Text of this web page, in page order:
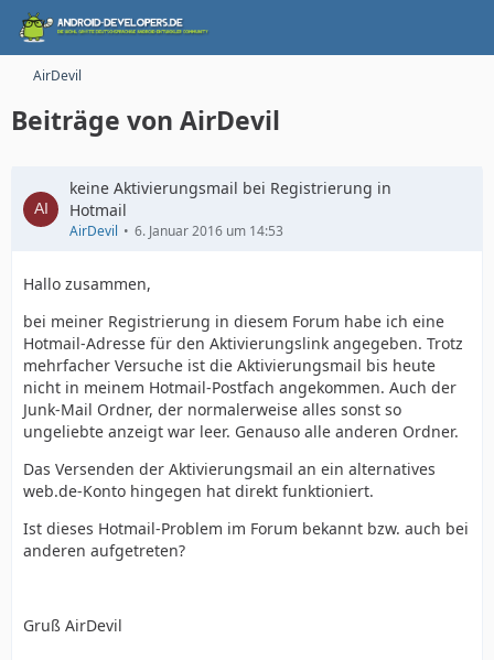
AirDevil
Beiträge von AirDevil
keine Aktivierungsmail bei Registrierung in
Hotmail
AirDevil 6. Januar 2016 um 14:53
Hallo zusammen,
bei meiner Registrierung in diesem Forum habe ich eine
Hotmail-Adresse für den Aktivierungslink angegeben. Trotz
mehrfacher Versuche ist die Aktivierungsmail bis heute
nicht in meinem Hotmail-Postfach angekommen. Auch der
Junk-Mail Ordner, der normalerweise alles sonst so
ungeliebte anzeigt war leer. Genauso alle anderen Ordner.
Das Versenden der Aktivierungsmail an ein alternatives
web.de-Konto hingegen hat direkt funktioniert.
Ist dieses Hotmail-Problem im Forum bekannt bzw. auch bei
anderen aufgetreten?
Gruß AirDevil